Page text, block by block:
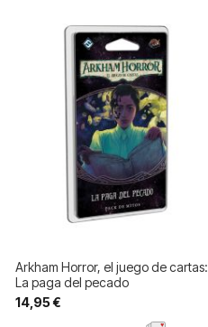
Arkham Horror, el juego de cartas:
La paga del pecado
14,95 €